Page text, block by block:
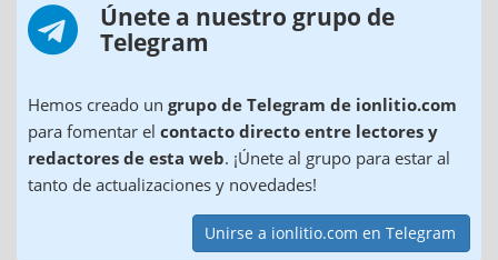
Únete a nuestro grupo de
Telegram
Hemos creado un grupo de Telegram de ionlitio.com
para fomentar el contacto directo entre lectores y
redactores de esta web. ¡Únete al grupo para estar al
tanto de actualizaciones y novedades!
Unirse a ionlitio.com en Telegram